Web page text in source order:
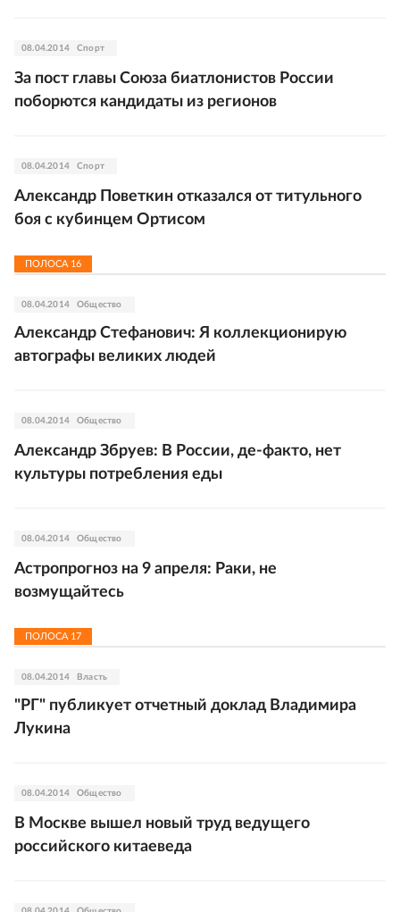
08.04.2014 Спорт
За пост главы Союза биатлонистов России
поборются кандидаты из регионов
08.04.2014 Спорт
Александр Поветкин отказался от титульного
боя с кубинцем Ортисом
ПОЛОСА 16
08.04.2014 Общество
Александр Стефанович: Я коллекционирую
автографы великих людей
08.04.2014 Общество
Александр Збруев: В России, де-факто, нет
культуры потребления еды
08.04.2014 Общество
Астропрогноз на 9 апреля: Раки, не
возмущайтесь
ПОЛОСА 17
08.04.2014 Власть
"РГ" публикует отчетный доклад Владимира
Лукина
08.04.2014 Общество
В Москве вышел новый труд ведущего
российского китаеведа